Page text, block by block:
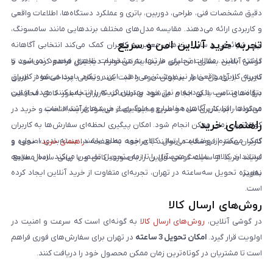
دقیق مشخصات فنی، طراحی، دوربین، باتری و عملکرد دستگاه‌ها، اطلاعات واقعی
و کاربردی ارائه می‌دهند. مقایسه مدل‌های مختلف برندهایی مانند سامسونگ،
اپل، شیائومی و سایر برندهای معتبر به کاربران کمک می‌کند انتخابی آگاهانه
داشته باشند. مقالات تحلیلی ما تنها به مشخصات ظاهری محدود نمی‌شود و
تجربه کاربری واقعی را نیز پوشش می‌دهد. این رویکرد باعث می‌شود کاربران
بتوانند متناسب با بودجه و نیاز خود بهترین گزینه را انتخاب کنند. هدف از این
محتواها، افزایش آگاهی مخاطبان و جلوگیری از خریدهای اشتباه است.
تجربه خرید آنلاین امن و سریع
گوشی آنلاین بستری امن برای خرید اینترنتی لوازم دیجیتال فراهم کرده است تا
کاربران با آرامش خاطر سفارش خود را ثبت کنند. تمامی پرداخت‌ها از طریق
درگاه‌های امن بانکی انجام می‌شود و اطلاعات کاربران به‌طور کامل محافظت
می‌گردد. رابط کاربری ساده و سریع سایت باعث می‌شود فرآیند انتخاب و خرید در
کوتاه‌ترین زمان ممکن انجام شود. امکان پیگیری لحظه‌ای سفارش‌ها به کاربران
کمک می‌کند از وضعیت ارسال کالای خود مطلع باشند. بسته‌بندی اصولی و
استاندارد کالاها، سلامت محصول را تا زمان تحویل تضمین می‌کند. ارسال سریع،
به‌ویژه تحویل سه‌ساعته در تهران، تجربه‌ای متفاوت از خرید آنلاین ایجاد کرده
است.
راهنمای خرید
کاربران محترم فروشگاه می‌توانند با مراجعه به صفحه «راهنمای خرید»، نحوه و
فرایند خرید از سایت گوشی آنلاین را به‌صورت کامل و با زبانی ساده مطالعه
نمایند.
روش‌های ارسال کالا
در گوشی آنلاین، روش‌های ارسال کالا به گونه‌ای است که سرعت و امنیت در
اولویت قرار گیرد. امکان تحویل 3 ساعته
در تهران برای سفارش‌های فوری فراهم
است تا مشتریان در کوتاه‌ترین زمان ممکن محصول خود را دریافت کنند.